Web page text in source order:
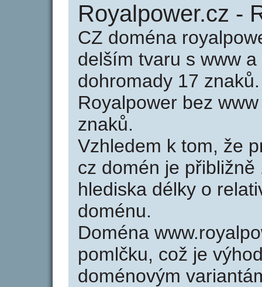
Royalpower.cz -
CZ doména
delším tvaru s www
dohromady 17
Royalpower bez
znaků.
Vzhledem k tom, že
cz domén je
hlediska délky o
doménu.
Doména
pomlčku, což je
doménovým